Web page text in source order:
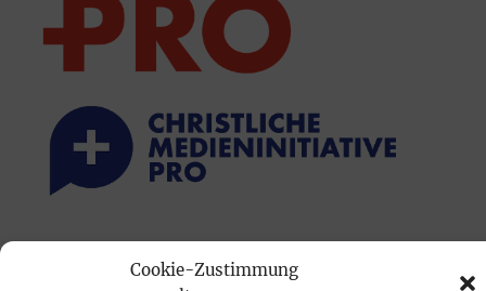
Cookie-Zustimmung